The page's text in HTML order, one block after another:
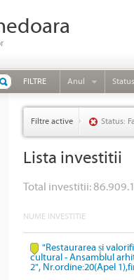
FILTRE Anul Status
Filtre active Status:
Lista investitii
Total investitii:
NUME INVESTITIE
"Restaurarea și
cultural - Ansamblul
2", Nr.ordine:20(Apel